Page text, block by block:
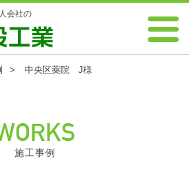
会社の
8:00～18:00 年中無休
中央区薬院 J様
施工事例